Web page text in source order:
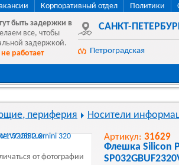
Корпоративный отдел Политики
быть задержки в
все, чтобы
задержкой.
работает
САНКТ-
Петроградская
периферия Носители
от фотографии
Артикул: 31629
Флешка Silicon